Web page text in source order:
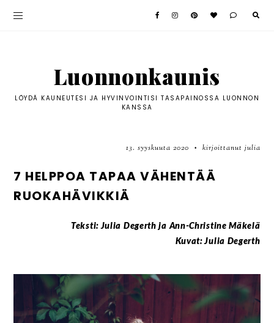
Luonnonkaunis
LÖYDÄ KAUNEUTESI JA HYVINVOINTISI TASAPAINOSSA LUONNON
KANSSA
13. syyskuuta 2020 • kirjoittanut julia
7 HELPPOA TAPAA VÄHENTÄÄ
RUOKAHÄVIKKIÄ
Teksti: Julia Degerth ja Ann-Christine Mäkelä
Kuvat: Julia Degerth